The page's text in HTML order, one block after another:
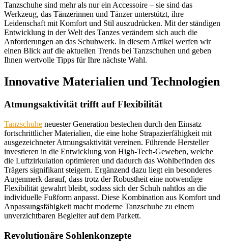
Tanzschuhe sind mehr als nur ein Accessoire – sie sind das
Werkzeug, das Tänzerinnen und Tänzer unterstützt, ihre
Leidenschaft mit Komfort und Stil auszudrücken. Mit der ständigen
Entwicklung in der Welt des Tanzes verändern sich auch die
Anforderungen an das Schuhwerk. In diesem Artikel werfen wir
einen Blick auf die aktuellen Trends bei Tanzschuhen und geben
Ihnen wertvolle Tipps für Ihre nächste Wahl.
Innovative Materialien und Technologien
Atmungsaktivität trifft auf Flexibilität
Tanzschuhe neuester Generation bestechen durch den Einsatz
fortschrittlicher Materialien, die eine hohe Strapazierfähigkeit mit
ausgezeichneter Atmungsaktivität vereinen. Führende Hersteller
investieren in die Entwicklung von High-Tech-Geweben, welche
die Luftzirkulation optimieren und dadurch das Wohlbefinden des
Trägers signifikant steigern. Ergänzend dazu liegt ein besonderes
Augenmerk darauf, dass trotz der Robustheit eine notwendige
Flexibilität gewahrt bleibt, sodass sich der Schuh nahtlos an die
individuelle Fußform anpasst. Diese Kombination aus Komfort und
Anpassungsfähigkeit macht moderne Tanzschuhe zu einem
unverzichtbaren Begleiter auf dem Parkett.
Revolutionäre Sohlenkonzepte